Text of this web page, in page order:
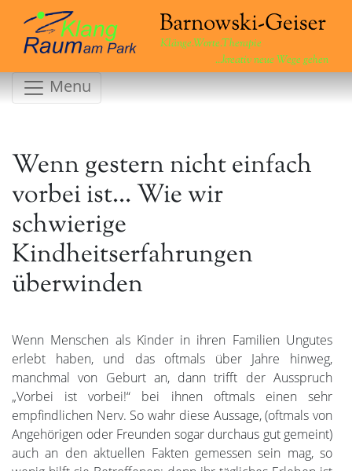
Klänge.Worte.Therapie
...kreativ neue Wege gehen
Menu
Wenn gestern nicht einfach
vorbei ist… Wie wir
schwierige
Kindheitserfahrungen
überwinden
Wenn Menschen als Kinder in ihren Familien Ungutes
erlebt haben, und das oftmals über Jahre hinweg,
manchmal von Geburt an, dann trifft der Ausspruch
„Vorbei ist vorbei!“ bei ihnen oftmals einen sehr
empfindlichen Nerv. So wahr diese Aussage, (oftmals von
Angehörigen oder Freunden sogar durchaus gut gemeint)
auch an den aktuellen Fakten gemessen sein mag, so